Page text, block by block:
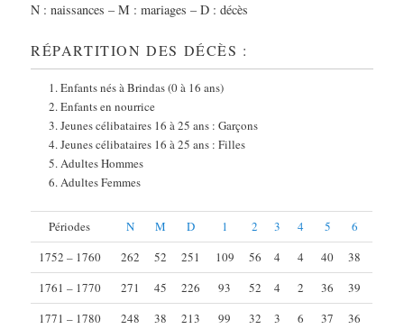
N : naissances – M : mariages – D : décès
RÉPARTITION DES DÉCÈS :
Enfants nés à Brindas (0 à 16 ans)
Enfants en nourrice
Jeunes célibataires 16 à 25 ans : Garçons
Jeunes célibataires 16 à 25 ans : Filles
Adultes Hommes
Adultes Femmes
Périodes N M D 1 2 3 4 5
6
1752 – 1760
262 52 251 109 56 4 4 40
38
1761 – 1770
271 45 226 93 52 4 2 36
39
1771 – 1780
248 38 213 99 32 3 6 37
36